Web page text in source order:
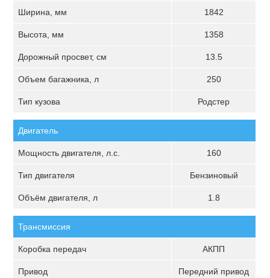
Ширина, мм 1842
Высота, мм 1358
Дорожный просвет, см 13.5
Объем багажника, л 250
Тип кузова Родстер
Двигатель
Мощность двигателя, л.с. 160
Тип двигателя Бензиновый
Объём двигателя, л 1.8
Трансмиссия
Коробка передач АКПП
Привод Передний привод